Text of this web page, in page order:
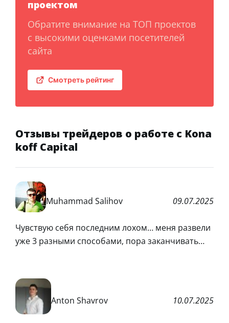
проектом
Обратите внимание на ТОП проектов
с высокими оценками посетителей
сайта
Смотреть рейтинг
Отзывы трейдеров о работе с Kona
koff Capital
Muhammad Salihov 09.07.2025
Чувствую себя последним лохом… меня развели
уже 3 разными способами, пора заканчивать…
Anton Shavrov 10.07.2025